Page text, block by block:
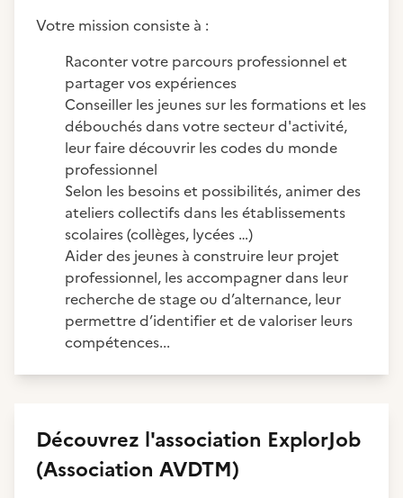
Votre mission consiste à :
Raconter votre parcours professionnel et
partager vos expériences
Conseiller les jeunes sur les formations et les
débouchés dans votre secteur d'activité,
leur faire découvrir les codes du monde
professionnel
Selon les besoins et possibilités, animer des
ateliers collectifs dans les établissements
scolaires (collèges, lycées …)
Aider des jeunes à construire leur projet
professionnel, les accompagner dans leur
recherche de stage ou d’alternance, leur
permettre d’identifier et de valoriser leurs
compétences...
Découvrez l'association ExplorJob
(Association AVDTM)